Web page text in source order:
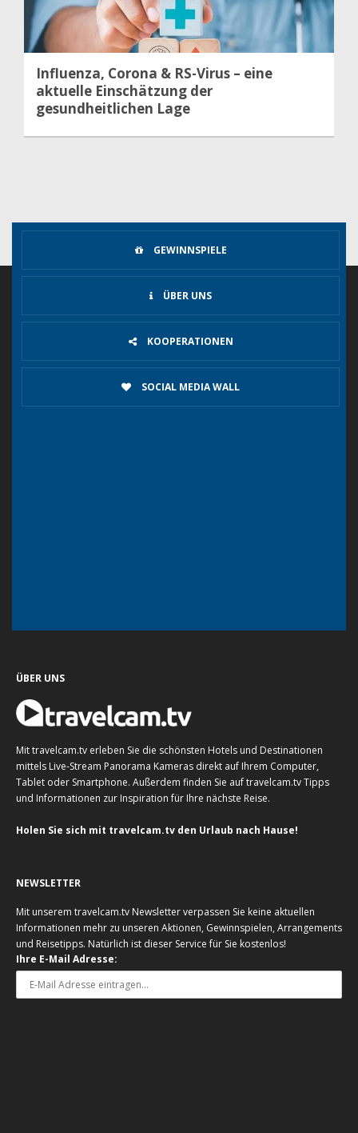
Influenza, Corona & RS-Virus – eine
aktuelle Einschätzung der
gesundheitlichen Lage
GEWINNSPIELE
ÜBER UNS
KOOPERATIONEN
SOCIAL MEDIA WALL
ÜBER UNS
Mit travelcam.tv erleben Sie die schönsten Hotels und Destinationen
mittels Live-Stream Panorama Kameras direkt auf Ihrem Computer,
Tablet oder Smartphone. Außerdem finden Sie auf travelcam.tv Tipps
und Informationen zur Inspiration für Ihre nächste Reise.
Holen Sie sich mit travelcam.tv den Urlaub nach Hause!
NEWSLETTER
Mit unserem travelcam.tv Newsletter verpassen Sie keine aktuellen
Informationen mehr zu unseren Aktionen, Gewinnspielen, Arrangements
und Reisetipps. Natürlich ist dieser Service für Sie kostenlos!
Ihre E-Mail Adresse: